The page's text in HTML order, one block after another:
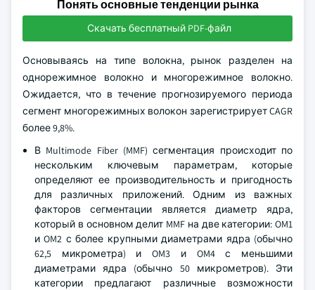
Понять основные тенденции рынка
Скачать бесплатный PDF-файл
Основываясь на типе волокна, рынок разделен на
однорежимное волокно и многорежимное волокно.
Ожидается, что в течение прогнозируемого периода
сегмент многорежимных волокон зарегистрирует CAGR
более 9,8%.
В Multimode Fiber (MMF) сегментация происходит по
нескольким ключевым параметрам, которые
определяют ее производительность и пригодность
для различных приложений. Одним из важных
факторов сегментации является диаметр ядра,
который в основном делит MMF на две категории: OM1
и OM2 с более крупными диаметрами ядра (обычно
62,5 микрометра) и OM3 и OM4 с меньшими
диаметрами ядра (обычно 50 микрометров). Эти
категории предлагают различные возможности